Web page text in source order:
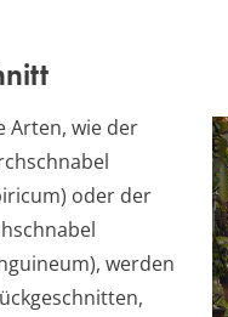
Arten, wie der
oder der
werden